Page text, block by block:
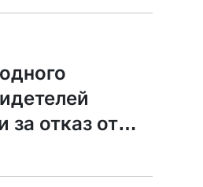
за отказ от